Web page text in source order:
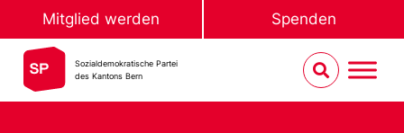
Mitglied werden Spenden
Sozialdemokratische Partei
des Kantons Bern